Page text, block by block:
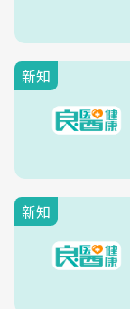
新知
新知